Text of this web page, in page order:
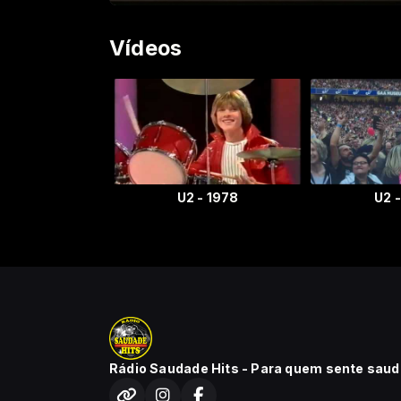
Vídeos
U2 - 1978 U2
Rádio Saudade Hits - Para quem sente